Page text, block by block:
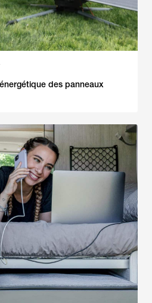
des panneaux